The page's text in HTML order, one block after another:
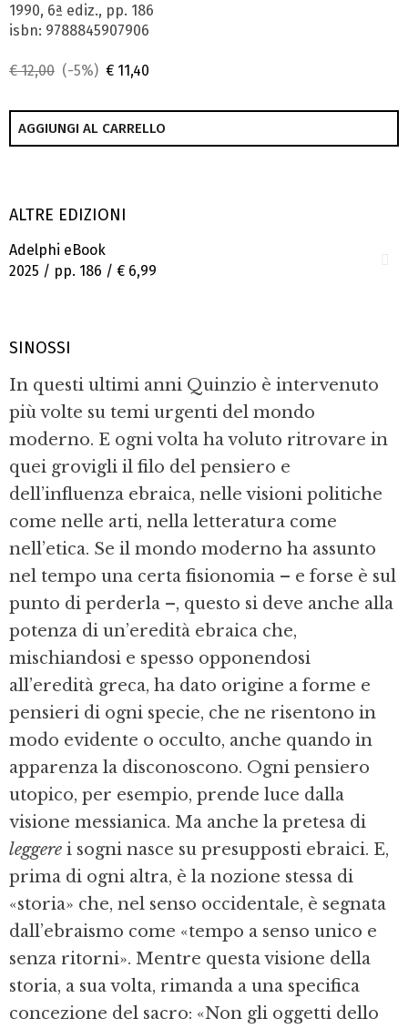
1990, 6ª ediz., pp. 186
isbn: 9788845907906
€ 12,00 (-5%) € 11,40
AGGIUNGI AL CARRELLO
ALTRE EDIZIONI
Adelphi eBook
2025 / pp. 186 / € 6,99
SINOSSI
In questi ultimi anni Quinzio è intervenuto
più volte su temi urgenti del mondo
moderno. E ogni volta ha voluto ritrovare in
quei grovigli il filo del pensiero e
dell’influenza ebraica, nelle visioni politiche
come nelle arti, nella letteratura come
nell’etica. Se il mondo moderno ha assunto
nel tempo una certa fisionomia – e forse è sul
punto di perderla –, questo si deve anche alla
potenza di un’eredità ebraica che,
mischiandosi e spesso opponendosi
all’eredità greca, ha dato origine a forme e
pensieri di ogni specie, che ne risentono in
modo evidente o occulto, anche quando in
apparenza la disconoscono. Ogni pensiero
utopico, per esempio, prende luce dalla
visione messianica. Ma anche la pretesa di
leggere i sogni nasce su presupposti ebraici. E,
prima di ogni altra, è la nozione stessa di
«storia» che, nel senso occidentale, è segnata
dall’ebraismo come «tempo a senso unico e
senza ritorni». Mentre questa visione della
storia, a sua volta, rimanda a una specifica
concezione del sacro: «Non gli oggetti dello